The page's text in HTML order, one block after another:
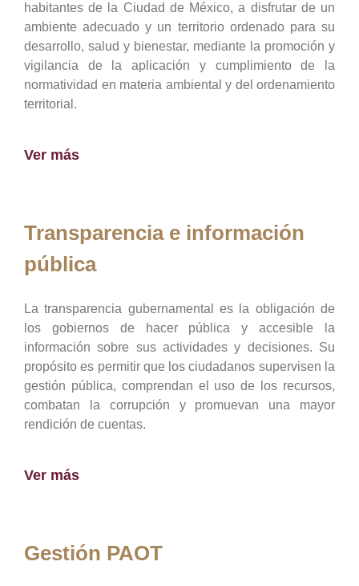
habitantes de la Ciudad de México, a disfrutar de un
ambiente adecuado y un territorio ordenado para su
desarrollo, salud y bienestar, mediante la promoción y
vigilancia de la aplicación y cumplimiento de la
normatividad en materia ambiental y del ordenamiento
territorial.
Ver más
Transparencia e información
pública
La transparencia gubernamental es la obligación de
los gobiernos de hacer pública y accesible la
información sobre sus actividades y decisiones. Su
propósito es permitir que los ciudadanos supervisen la
gestión pública, comprendan el uso de los recursos,
combatan la corrupción y promuevan una mayor
rendición de cuentas.
Ver más
Gestión PAOT